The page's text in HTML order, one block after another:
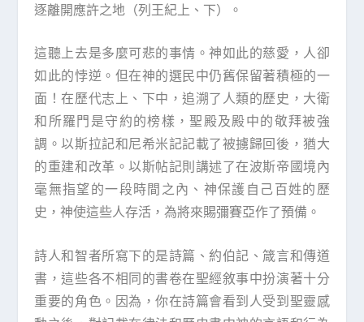
逐離開應許之地（列王紀上、下）。
這聽上去是多麼可悲的事情。神如此的慈愛，人卻
如此的悖逆。但在神的選民中仍舊保留著積極的一
面！在歷代志上、下中，追溯了人類的歷史，大衛
和所羅門是守約的榜樣，聖殿及殿中的敬拜被強
調。以斯拉記和尼希米記記載了被擄歸回後，猶大
的重建和改革。以斯帖記則講述了在波斯帝國境內
毫無指望的一段時間之內、神保護自己百姓的歷
史，神使這些人存活，為將來賜彌賽亞作了預備。
詩人和智者所寫下的是詩篇、約伯記、箴言和傳道
書，這些各不相同的書卷在聖經敘事中扮演著十分
重要的角色。因為，你在詩篇會看到人受到聖靈感